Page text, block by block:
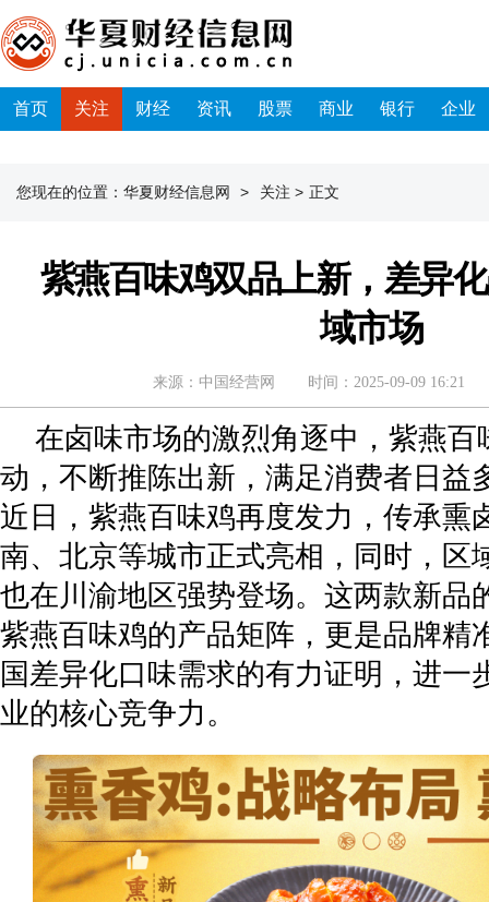
首页 关注 财经 资讯 股票 商业 银行 企业
您现在的位置： 华夏财经信息网 > 关注 > 正文
紫燕百味鸡双品上新，差异
域市场
来源：中国经营网 时间：2025-09-09 16:21
在卤味市场的激烈角逐中，紫燕
动，不断推陈出新，满足消费者日益
近日，紫燕百味鸡再度发力，传承熏
南、北京等城市正式亮相，同时，区
也在川渝地区强势登场。这两款新品
紫燕百味鸡的产品矩阵，更是品牌精
国差异化口味需求的有力证明，进一
业的核心竞争力。